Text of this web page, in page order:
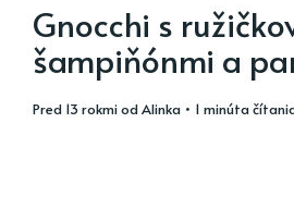
Gnocchi s
šampiňónmi a
pred 13 rokmiodAlinka • 1 minúta